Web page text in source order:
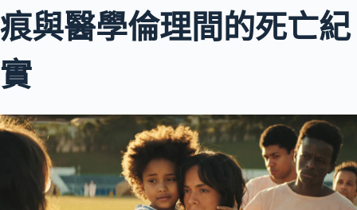
痕與醫學倫理間的死亡紀
實